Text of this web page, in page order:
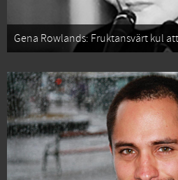
Gena Rowlands: Fruktansvärt kul